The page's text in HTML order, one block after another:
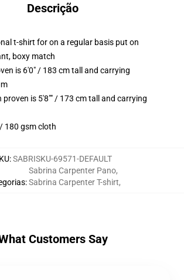
Descrição
t-shirt for on a regular basis put on
boxy match
is 6'0" / 183 cm tall and carrying
proven is 5'8"" / 173 cm tall and carrying
180 gsm cloth
:SABRISKU-69571-DEFAULT
:
Sabrina Carpenter Pano,
Sabrina Carpenter T-shirt,
Customers Say